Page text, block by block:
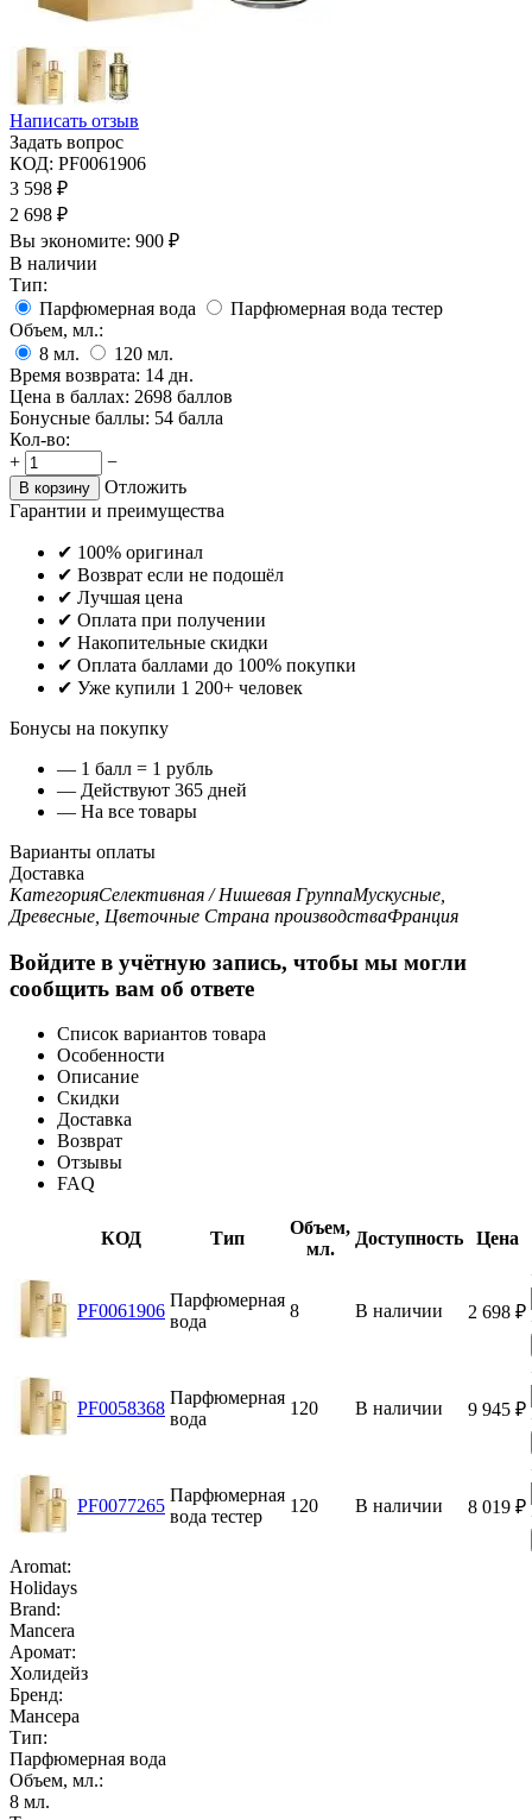
Написать отзыв
Задать вопрос
КОД: PF0061906
3 598 ₽
2 698 ₽
Вы экономите: 900 ₽
В наличии
Тип:
Парфюмерная вода
Парфюмерная вода тестер
Объем, мл.:
8 мл. 120 мл.
Время возврата: 14 дн.
Цена в баллах: 2698 баллов
Бонусные баллы: 54 балла
Кол-во:
+
−
В корзину
Отложить
Гарантии и преимущества
✔ 100% оригинал
✔ Возврат если не подошёл
✔ Лучшая цена
✔ Оплата при получении
✔ Накопительные скидки
✔ Оплата баллами до 100% покупки
✔ Уже купили 1 200+ человек
Бонусы на покупку
— 1 балл = 1 рубль
— Действуют 365 дней
— На все товары
Варианты оплаты
Доставка
КатегорияСелективная / Нишевая ГруппаМускусные,
Древесные, Цветочные Страна производстваФранция
Войдите в учётную запись, чтобы мы могли
сообщить вам об ответе
Список вариантов товара
Особенности
Описание
Скидки
Доставка
Возврат
Отзывы
FAQ
КОД Тип
Объем,
мл.
Доступность Цена
PF0061906
Парфюмерная
вода
8 В наличии 2 698 ₽
PF0058368
Парфюмерная
вода
120 В наличии 9 945 ₽
PF0077265
Парфюмерная
вода тестер
120 В наличии 8 019 ₽
Aromat:
Holidays
Brand:
Mancera
Аромат:
Холидейз
Бренд:
Мансера
Тип:
Парфюмерная вода
Объем, мл.:
8 мл.